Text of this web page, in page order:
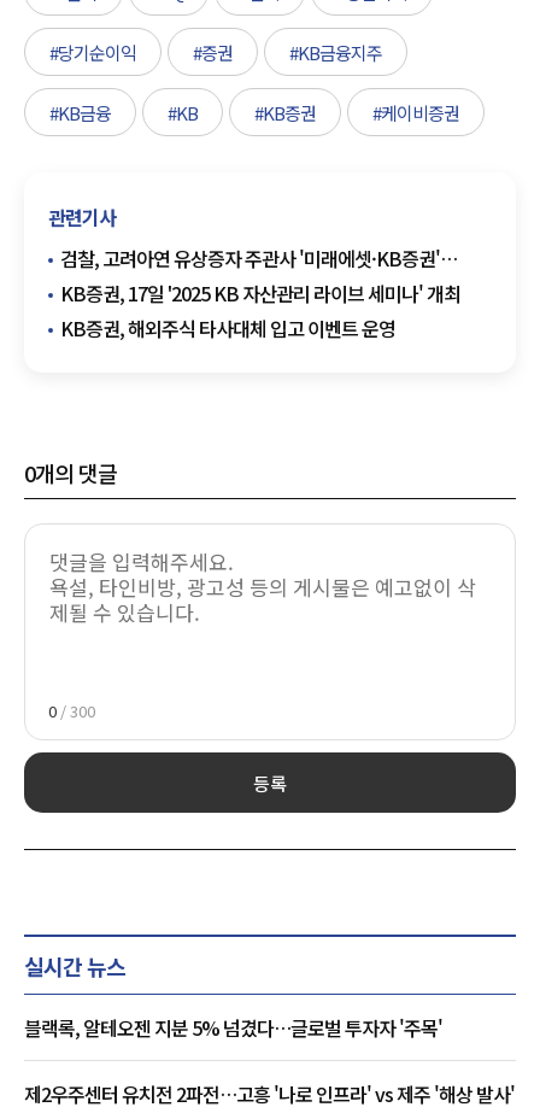
#당기순이익 #증권 #KB금융지주
#KB금융 #KB #KB증권 #케이비증권
관련기사
검찰, 고려아연 유상증자 주관사 '미래에셋·KB증권'
압수수색
KB증권, 17일 '2025 KB 자산관리 라이브 세미나' 개최
KB증권, 해외주식 타사대체 입고 이벤트 운영
0개의 댓글
0 / 300
등록
실시간 뉴스
블랙록, 알테오젠 지분 5% 넘겼다…글로벌 투자자 '주목'
제2우주센터 유치전 2파전…고흥 '나로 인프라' vs 제주 '해상 발사'